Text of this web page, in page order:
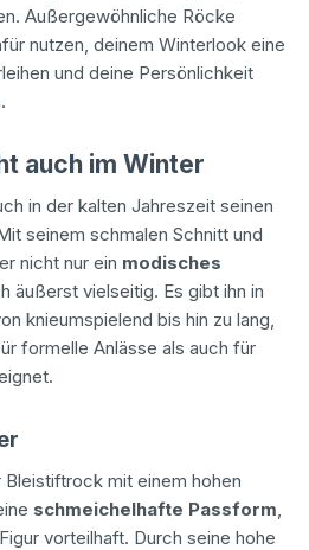
Außergewöhnliche Röcke
nutzen, deinem Winterlook eine
und deine Persönlichkeit
auch im Winter
in der kalten Jahreszeit seinen
seinem schmalen Schnitt und
nicht nur ein modisches
äußerst vielseitig. Es gibt ihn in
knieumspielend bis hin zu lang,
formelle Anlässe als auch für
mit einem hohen
schmeichelhafte Passform,
vorteilhaft. Durch seine hohe